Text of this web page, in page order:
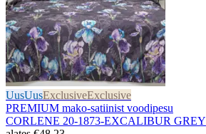
UusUusExclusiveExclusive
PREMIUM mako-satiinist voodipesu
CORLENE 20-1873-EXCALIBUR GREY